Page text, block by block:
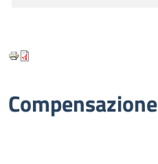
Compensazione